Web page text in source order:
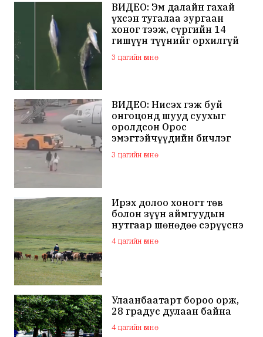
ВИДЕО: Эм далайн гахай
үхсэн тугалаа зургаан
хоног тээж, сүргийн 14
гишүүн түүнийг орхилгүй
сэлжээ
3 цагийн өмнө
ВИДЕО: Нисэх гэж буй
онгоцонд шууд суухыг
оролдсон Орос
эмэгтэйчүүдийн бичлэг
дэлхий нийтийн
анхааралд оров
3 цагийн өмнө
Ирэх долоо хоногт төв
болон зүүн аймгуудын
нутгаар шөнөдөө сэрүүснэ
4 цагийн өмнө
Улаанбаатарт бороо орж,
28 градус дулаан байна
4 цагийн өмнө